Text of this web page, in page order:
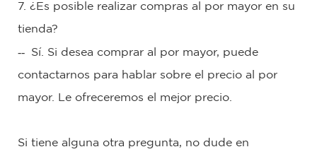
7. ¿Es posible realizar compras al por mayor en su
tienda?
-- Sí. Si desea comprar al por mayor, puede
contactarnos para hablar sobre el precio al por
mayor. Le ofreceremos el mejor precio.
Si tiene alguna otra pregunta, no dude en